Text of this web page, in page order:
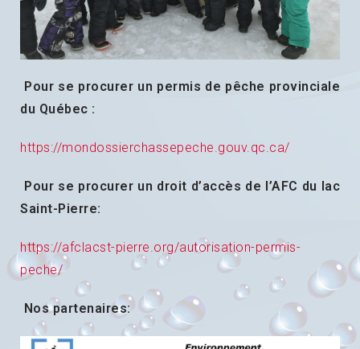
Pour se procurer un permis de pêche provinciale
du Québec :
https://mondossierchassepeche.gouv.qc.ca/
Pour se procurer un droit d’accès de l’AFC du lac
Saint-Pierre:
https://afclacst-pierre.org/autorisation-permis-
peche/
Nos partenaires: